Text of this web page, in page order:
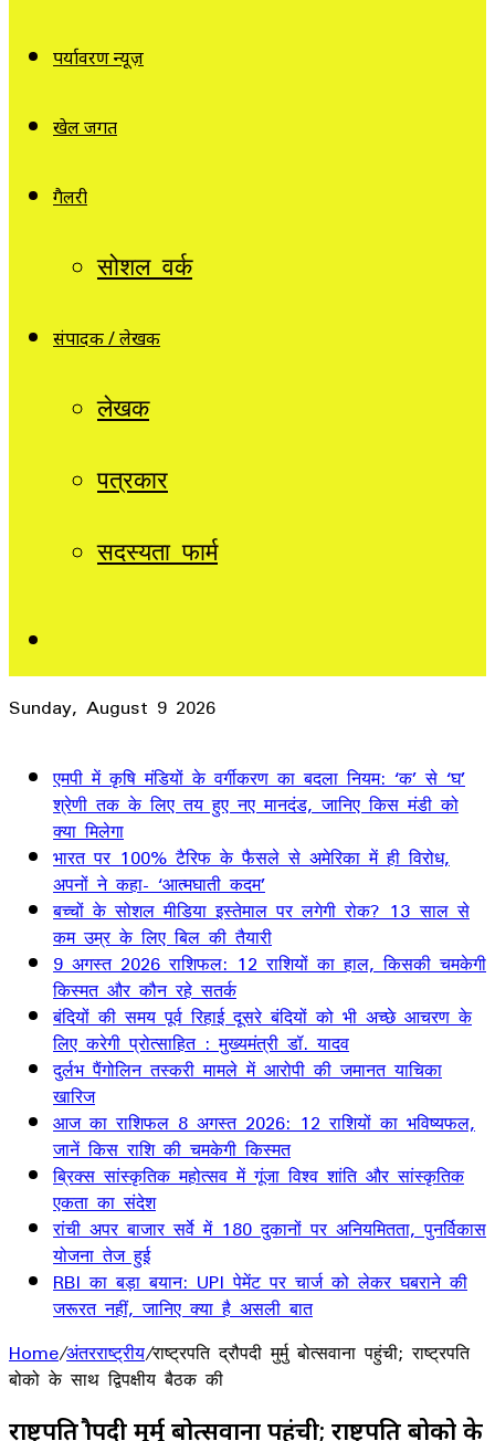
पर्यावरण न्यूज़
खेल जगत
गैलरी
सोशल वर्क
संपादक / लेखक
लेखक
पत्रकार
सदस्यता फार्म
Sunday, August 9 2026
एमपी में कृषि मंडियों के वर्गीकरण का बदला नियम: ‘क’ से ‘घ’
श्रेणी तक के लिए तय हुए नए मानदंड, जानिए किस मंडी को
क्या मिलेगा
भारत पर 100% टैरिफ के फैसले से अमेरिका में ही विरोध,
अपनों ने कहा- ‘आत्मघाती कदम’
बच्चों के सोशल मीडिया इस्तेमाल पर लगेगी रोक? 13 साल से
कम उम्र के लिए बिल की तैयारी
9 अगस्त 2026 राशिफल: 12 राशियों का हाल, किसकी चमकेगी
किस्मत और कौन रहे सतर्क
बंदियों की समय पूर्व रिहाई दूसरे बंदियों को भी अच्छे आचरण के
लिए करेगी प्रोत्साहित : मुख्यमंत्री डॉ. यादव
दुर्लभ पैंगोलिन तस्करी मामले में आरोपी की जमानत याचिका
खारिज
आज का राशिफल 8 अगस्त 2026: 12 राशियों का भविष्यफल,
जानें किस राशि की चमकेगी किस्मत
ब्रिक्स सांस्कृतिक महोत्सव में गूंजा विश्व शांति और सांस्कृतिक
एकता का संदेश
रांची अपर बाजार सर्वे में 180 दुकानों पर अनियमितता, पुनर्विकास
योजना तेज हुई
RBI का बड़ा बयान: UPI पेमेंट पर चार्ज को लेकर घबराने की
जरूरत नहीं, जानिए क्या है असली बात
Home/अंतरराष्ट्रीय/राष्ट्रपति द्रौपदी मुर्मु बोत्सवाना पहुंची; राष्ट्रपति
बोको के साथ द्विपक्षीय बैठक की
राष्ट्रपति द्रौपदी मुर्मु बोत्सवाना पहुंची; राष्ट्रपति बोको के